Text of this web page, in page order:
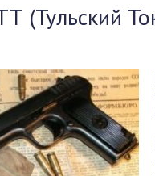
(Тульский